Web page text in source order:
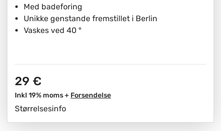
Med badeforing
Unikke genstande fremstillet i Berlin
Vaskes ved 40 °
29 €
Inkl 19% moms + Forsendelse
Størrelsesinfo